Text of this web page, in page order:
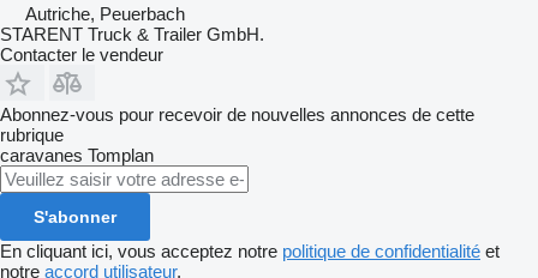
Autriche, Peuerbach
STARENT Truck & Trailer GmbH.
Contacter le vendeur
Abonnez-vous pour recevoir de nouvelles annonces de cette
rubrique
caravanes Tomplan
S'abonner
En cliquant ici, vous acceptez notre politique de confidentialité et
notre accord utilisateur.